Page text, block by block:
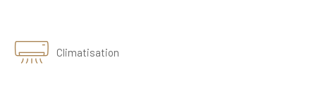
Climatisation